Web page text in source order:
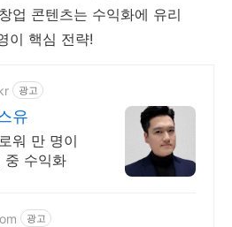
업 콘텐츠는 수익화에 유리
이 핵심 전략!
광고
유
워 만 명이
느는 릴스, 74% 할인 중 수익화
광고